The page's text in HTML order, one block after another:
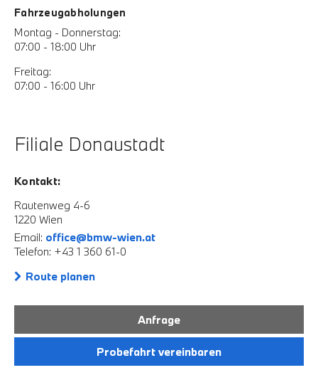
Fahrzeugabholungen
Montag - Donnerstag:
07:00 - 18:00 Uhr
Freitag:
07:00 - 16:00 Uhr
Filiale Donaustadt
Kontakt:
Rautenweg 4-6
1220 Wien
Email: office@bmw-wien.at
Telefon: +43 1 360 61-0
Route planen
Anfrage
Probefahrt vereinbaren